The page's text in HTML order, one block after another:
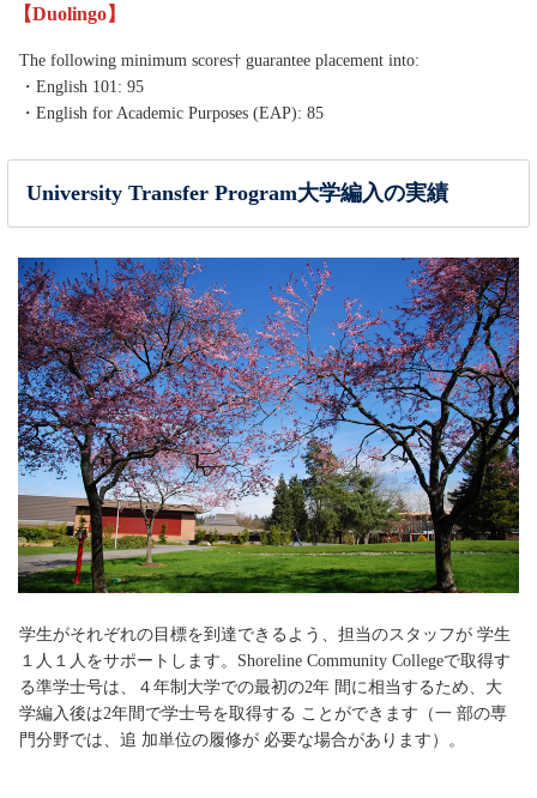
【Duolingo】
The following minimum scores† guarantee placement into:
・English 101: 95
・English for Academic Purposes (EAP): 85
University Transfer Program大学編入の実績
学生がそれぞれの目標を到達できるよう、担当のスタッフが 学生
１人１人をサポートします。Shoreline Community Collegeで取得す
る準学士号は、４年制大学での最初の2年 間に相当するため、大
学編入後は2年間で学士号を取得する ことができます（一 部の専
門分野では、追 加単位の履修が 必要な場合があります）。